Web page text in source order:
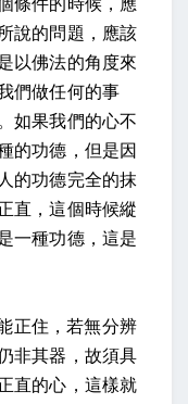
條件的時候，應
說的問題，應該
以佛法的角度來
們做任何的事
如果我們的心不
的功德，但是因
的功德完全的抹
直，這個時候縱
一種功德，這是
正住，若無分辨
非其器，故須具
直的心，這樣就